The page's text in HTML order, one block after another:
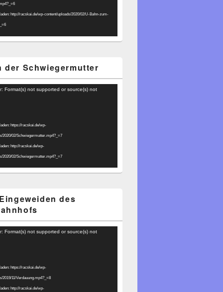
http://racskai.de/wp-content/uploads/2020/02/U-Bahn-zum-
der Schwiegermutter
Format(s) not supported or source(s) not
https://racskai.de/wp-
2020/02/Schwiegermutter.mp4?_=7
http://racskai.de/wp-
2020/02/Schwiegermutter.mp4?_=7
des
Format(s) not supported or source(s) not
https://racskai.de/wp-
2019/11/Verdauung.mp4?_=8
http://racskai.de/wp-